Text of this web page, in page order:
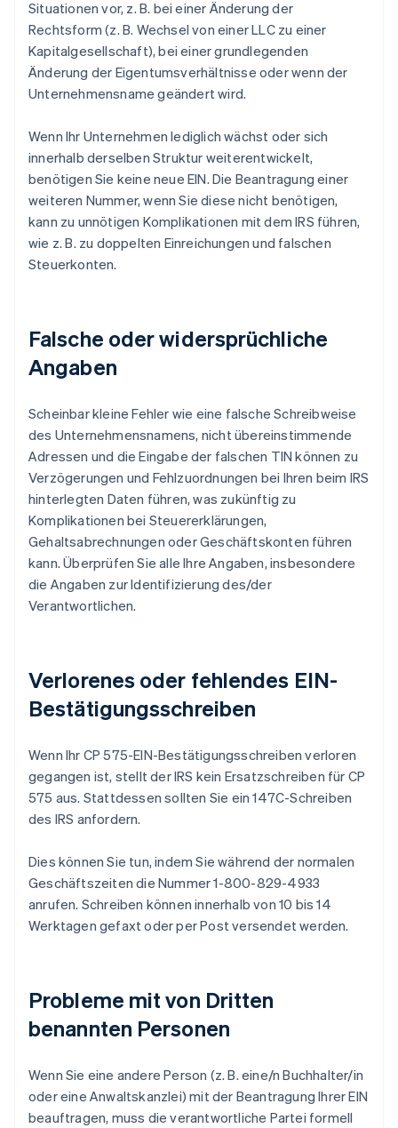
Situationen vor, z. B. bei einer Änderung der
Rechtsform (z. B. Wechsel von einer LLC zu einer
Kapitalgesellschaft), bei einer grundlegenden
Änderung der Eigentumsverhältnisse oder wenn der
Unternehmensname geändert wird.
Wenn Ihr Unternehmen lediglich wächst oder sich
innerhalb derselben Struktur weiterentwickelt,
benötigen Sie keine neue EIN. Die Beantragung einer
weiteren Nummer, wenn Sie diese nicht benötigen,
kann zu unnötigen Komplikationen mit dem IRS führen,
wie z. B. zu doppelten Einreichungen und falschen
Steuerkonten.
Falsche oder widersprüchliche
Angaben
Scheinbar kleine Fehler wie eine falsche Schreibweise
des Unternehmensnamens, nicht übereinstimmende
Adressen und die Eingabe der falschen TIN können zu
Verzögerungen und Fehlzuordnungen bei Ihren beim IRS
hinterlegten Daten führen, was zukünftig zu
Komplikationen bei Steuererklärungen,
Gehaltsabrechnungen oder Geschäftskonten führen
kann. Überprüfen Sie alle Ihre Angaben, insbesondere
die Angaben zur Identifizierung des/der
Verantwortlichen.
Verlorenes oder fehlendes EIN-
Bestätigungsschreiben
Wenn Ihr CP 575-EIN-Bestätigungsschreiben verloren
gegangen ist, stellt der IRS kein Ersatzschreiben für CP
575 aus. Stattdessen sollten Sie ein 147C-Schreiben
des IRS anfordern.
Dies können Sie tun, indem Sie während der normalen
Geschäftszeiten die Nummer 1-800-829-4933
anrufen. Schreiben können innerhalb von 10 bis 14
Werktagen gefaxt oder per Post versendet werden.
Probleme mit von Dritten
benannten Personen
Wenn Sie eine andere Person (z. B. eine/n Buchhalter/in
oder eine Anwaltskanzlei) mit der Beantragung Ihrer EIN
beauftragen, muss die verantwortliche Partei formell